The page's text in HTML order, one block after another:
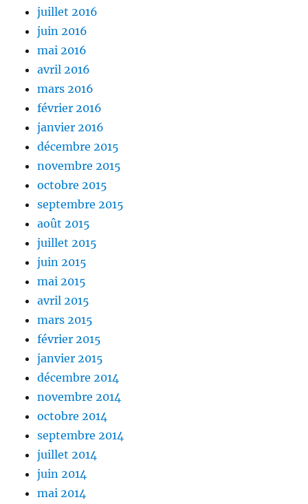
juillet 2016
juin 2016
mai 2016
avril 2016
mars 2016
février 2016
janvier 2016
décembre 2015
novembre 2015
octobre 2015
septembre 2015
août 2015
juillet 2015
juin 2015
mai 2015
avril 2015
mars 2015
février 2015
janvier 2015
décembre 2014
novembre 2014
octobre 2014
septembre 2014
juillet 2014
juin 2014
mai 2014